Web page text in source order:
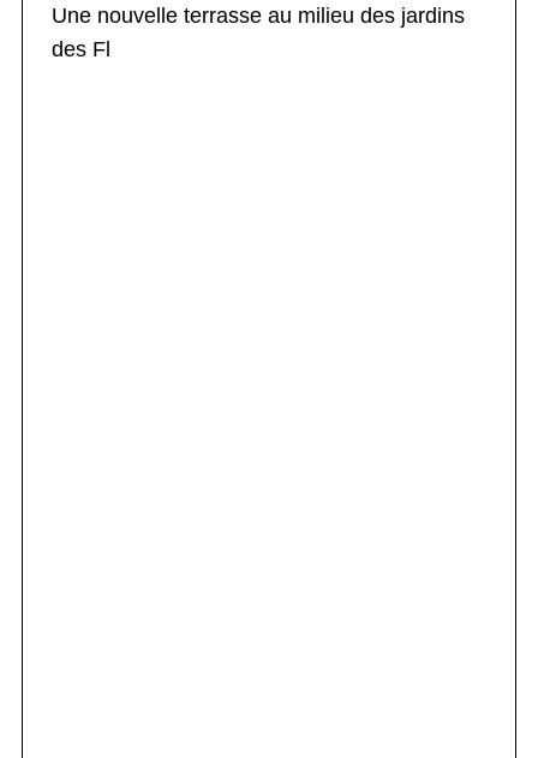
Une nouvelle terrasse au milieu des jardins
des Fl